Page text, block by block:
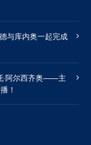
与库内奥一起完成
·阿尔西齐奥——主
！